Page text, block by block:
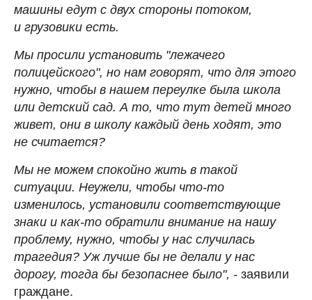
машины едут с двух стороны потоком,
и грузовики есть.
Мы просили установить "лежачего
полицейского", но нам говорят, что для этого
нужно, чтобы в нашем переулке была школа
или детский сад. А то, что тут детей много
живет, они в школу каждый день ходят, это
не считается?
Мы не можем спокойно жить в такой
ситуации. Неужели, чтобы что-то
изменилось, установили соответствующие
знаки и как-то обратили внимание на нашу
проблему, нужно, чтобы у нас случилась
трагедия? Уж лучше бы не делали у нас
дорогу, тогда бы безопаснее было", - заявили
граждане.